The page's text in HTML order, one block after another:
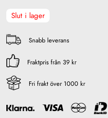
Slut i lager
Snabb leverans
Fraktpris från 39 kr
Fri frakt över 1000 kr